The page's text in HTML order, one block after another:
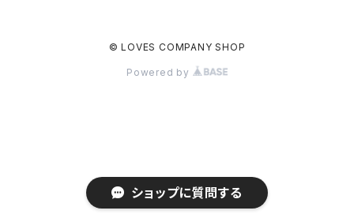
ショップに質問する
ホテルキーホルダー
© LOVES COMPANY SHOP
Powered by